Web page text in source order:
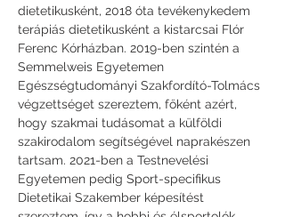
dietetikusként, 2018 óta tevékenykedem
terápiás dietetikusként a kistarcsai Flór
Ferenc Kórházban. 2019-ben szintén a
Semmelweis Egyetemen
Egészségtudományi Szakfordító-Tolmács
végzettséget szereztem, főként azért,
hogy szakmai tudásomat a külföldi
szakirodalom segítségével naprakészen
tartsam. 2021-ben a Testnevelési
Egyetemen pedig Sport-specifikus
Dietetikai Szakember képesítést